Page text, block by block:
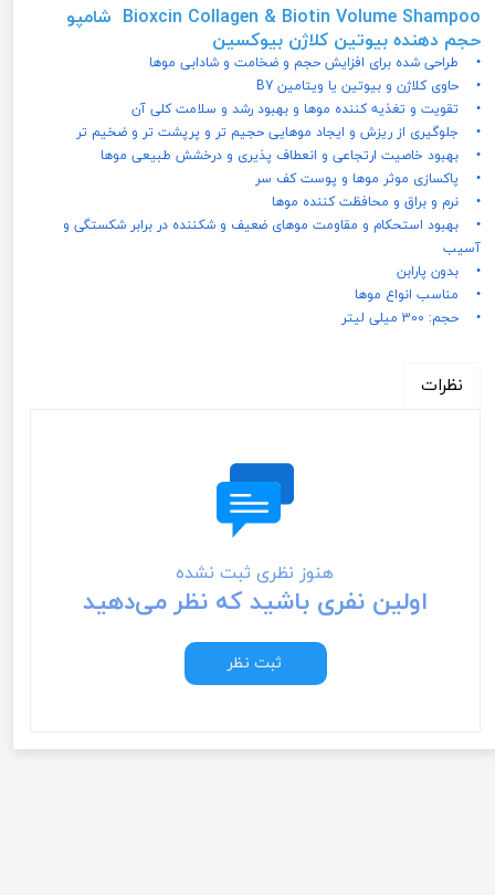
Bioxcin Collagen & Biotin Volume Shampoo شامپو
حجم دهنده بیوتین کلاژن بیوکسین
• طراحی شده برای افزایش حجم و ضخامت و شادابی موها
• حاوی کلاژن و بیوتین یا ویتامین B7
• تقویت و تغذیه کننده موها و بهبود رشد و سلامت کلی آن
• جلوگیری از ریزش و ایجاد موهایی حجیم تر و پرپشت تر و ضخیم تر
• بهبود خاصیت ارتجاعی و انعطاف پذیری و درخشش طبیعی موها
• پاکسازی موثر موها و پوست کف سر
• نرم و براق و محافظت کننده موها
• بهبود استحکام و مقاومت موهای ضعیف و شکننده در برابر شکستگی و
آسیب
• بدون پارابن
• مناسب انواع موها
• حجم: 300 میلی لیتر
نظرات
هنوز نظری ثبت نشده
اولین نفری باشید که نظر می‌دهید
ثبت نظر